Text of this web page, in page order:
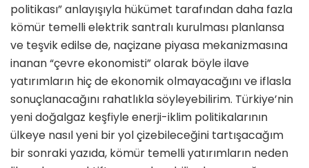
politikası” anlayışıyla hükümet tarafından daha fazla
kömür temelli elektrik santralı kurulması planlansa
ve teşvik edilse de, naçizane piyasa mekanizmasına
inanan “çevre ekonomisti” olarak böyle ilave
yatırımların hiç de ekonomik olmayacağını ve iflasla
sonuçlanacağını rahatlıkla söyleyebilirim. Türkiye’nin
yeni doğalgaz keşfiyle enerji-iklim politikalarının
ülkeye nasıl yeni bir yol çizebileceğini tartışacağım
bir sonraki yazıda, kömür temelli yatırımların neden